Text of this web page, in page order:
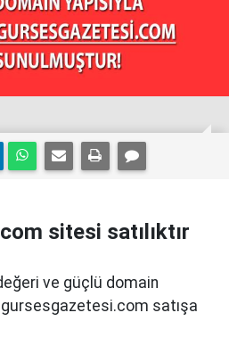
sitesi satılıktır
ve güçlü domain
gursesgazetesi.com satışa